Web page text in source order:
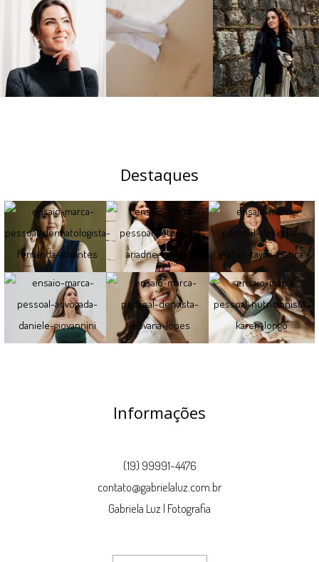
Destaques
Informações
(19) 99991-4476
contato@gabrielaluz.com.br
Gabriela Luz | Fotografia